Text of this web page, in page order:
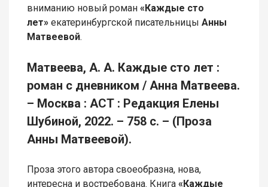
вниманию новый роман «Каждые сто
лет» екатеринбургской писательницы Анны
Матвеевой.
Матвеева, А. А. Каждые сто лет :
роман с дневником / Анна Матвеева.
– Москва : АСТ : Редакция Елены
Шубиной, 2022. – 758 с. – (Проза
Анны Матвеевой).
Проза этого автора своеобразна, нова,
интересна и востребована. Книга «Каждые